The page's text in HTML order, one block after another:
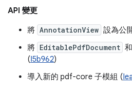
API 變更
將 AnnotationView 設為公
將 EditablePdfDocument
(I5b962)
導入新的 pdf-core 子模組 (